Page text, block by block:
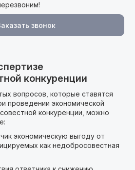
звонок
конкуренции
вопросов, которые ставятся
проведении экономической
конкуренции, можно
экономическую выгоду от
как недобросовестная